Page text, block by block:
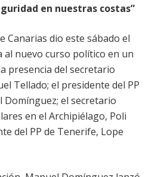
en nuestras costas”
Canarias dio este sábado el
al nuevo curso político en un
presencia del secretario
Tellado; el presidente del PP
Domínguez; el secretario
en el Archipiélago, Poli
del PP de Tenerife, Lope